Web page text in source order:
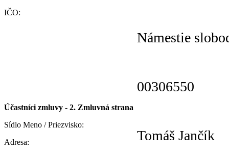
IČO:
Námestie
00306550
Účastníci zmluvy - 2. Zmluvná strana
Sídlo Meno / Priezvisko:
Adresa:
Tomáš Jančík